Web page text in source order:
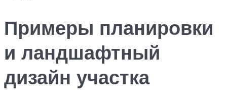
Примеры планировки
и ландшафтный
дизайн участка